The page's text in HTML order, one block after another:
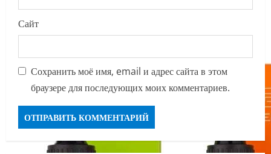
Сайт
Сохранить моё имя, email и адрес сайта в этом
браузере для последующих моих комментариев.